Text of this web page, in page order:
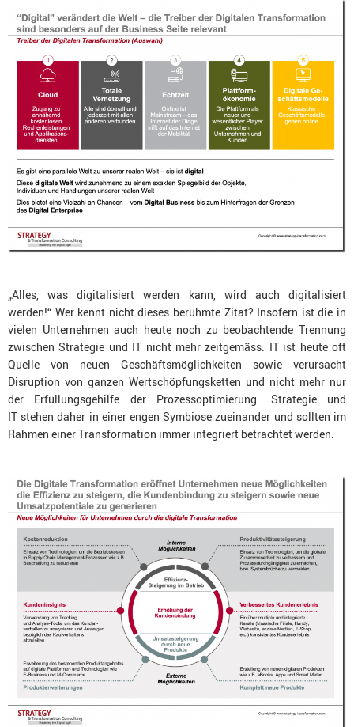
„Alles, was digitalisiert werden kann, wird auch digitalisiert
werden!“ Wer kennt nicht dieses berühmte Zitat? Insofern ist die in
vielen Unternehmen auch heute noch zu beobachtende Trennung
zwischen Strategie und IT nicht mehr zeitgemäss. IT ist heute oft
Quelle von neuen Geschäftsmöglichkeiten sowie verursacht
Disruption von ganzen Wertschöpfungsketten und nicht mehr nur
der Erfüllungsgehilfe der Prozessoptimierung. Strategie und
IT stehen daher in einer engen Symbiose zueinander und sollten im
Rahmen einer Transformation immer integriert betrachtet werden.